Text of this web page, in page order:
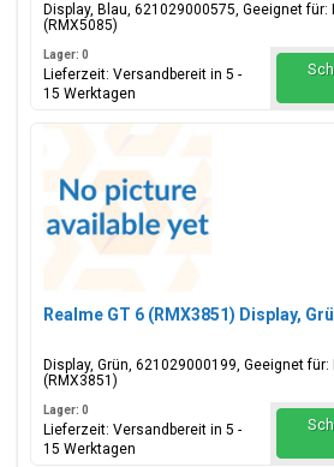
Display, Blau, 621029000575, Geeignet für:
(RMX5085)
Lager: 0
Lieferzeit: Versandbereit in 5 -
15 Werktagen
Realme GT 6 (RMX3851) Display,
Display, Grün, 621029000199, Geeignet für:
(RMX3851)
Lager: 0
Lieferzeit: Versandbereit in 5 -
15 Werktagen